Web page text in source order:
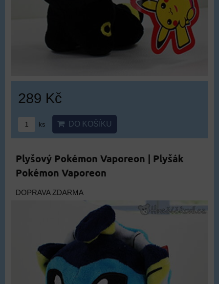
289 Kč
ks DO KOŠÍKU
Plyšový Pokémon Vaporeon | Plyšák
Pokémon Vaporeon
DOPRAVA ZDARMA